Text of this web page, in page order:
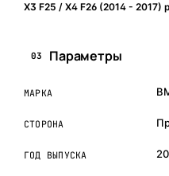
X3 F25 / X4 F26 (2014 - 2017)
03 Параметры
МАРКА
СТОРОНА
ГОД ВЫПУСКА